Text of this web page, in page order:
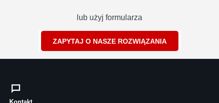
lub użyj formularza
ZAPYTAJ O NASZE ROZWIĄZANIA